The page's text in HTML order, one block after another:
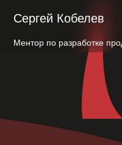
Сергей Кобелев
Ментор по разработке